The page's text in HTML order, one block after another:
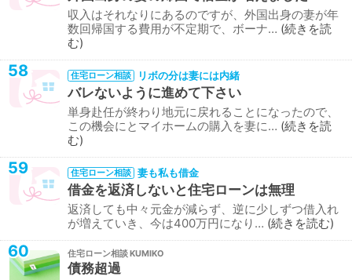
収入はそれなりにあるのですが、外国出身の妻が年
数回帰国する費用が不定期で、ボーナ… 続きを読
む
58 住宅ローン相談 リボの分は妻には内緒
バレないように進めて下さい
単身赴任が終わり地元に戻れることになったので、
この機会にとマイホームの購入を妻に… 続きを読
む
59 住宅ローン相談 妻も私も借金
借金を返済しないと住宅ローンは無理
返済しても中々元金が減らず、逆に少しずつ借入れ
が増えていき、今は400万円になり… 続きを読む
60 住宅ローン相談
債務超過